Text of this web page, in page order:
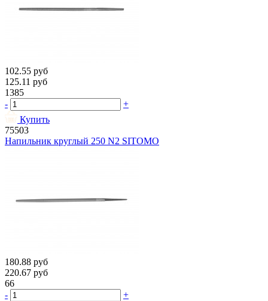
102.55 руб
125.11 руб
1385
-
+
Купить
75503
Напильник круглый 250 N2 SITOMO
180.88 руб
220.67 руб
66
-
+